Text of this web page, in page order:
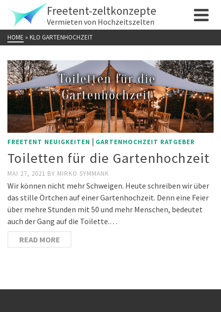
Freetent-zeltkonzepte
Vermieten von Hochzeitszelten
HOME » KLO GARTENHOCHZEIT
FREETENT NEUIGKEITEN | GARTENHOCHZEIT RATGEBER
Toiletten für die Gartenhochzeit
MAI 27, 2021 BY MIRKO SYMMANK
Wir können nicht mehr Schweigen. Heute schreiben wir über
das stille Örtchen auf einer Gartenhochzeit. Denn eine Feier
über mehre Stunden mit 50 und mehr Menschen, bedeutet
auch der Gang auf die Toilette.…
READ MORE